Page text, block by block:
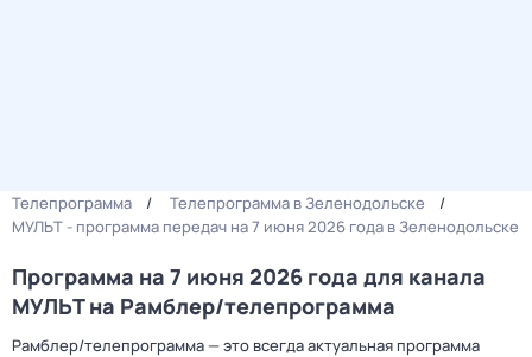
Телепрограмма
Телепрограмма в Зеленодольске
МУЛЬТ - программа передач на 7 июня 2026 года в Зеленодольске
Программа на 7 июня 2026 года для канала
МУЛЬТ на Рамблер/телепрограмма
Рамблер/телепрограмма — это всегда актуальная программа